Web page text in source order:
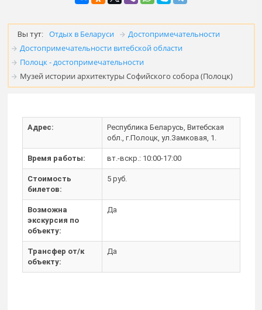
Вы тут: Отдых в Беларуси
Достопримечательности
Достопримечательности витебской области
Полоцк - достопримечательности
Музей истории архитектуры Софийского собора (Полоцк)
Адрес:
Республика Беларусь, Витебская
обл., г.Полоцк, ул.Замковая, 1.
Время работы: вт.-вскр.: 10:00-17:00
Стоимость
билетов:
5 руб.
Возможна
экскурсия по
объекту:
Да
Трансфер от/к
объекту:
Да